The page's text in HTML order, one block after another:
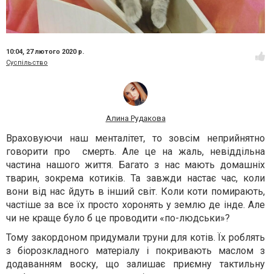
10:04, 27 лютого 2020 р.
Суспільство
Алина Рудакова
Враховуючи наш менталітет, то зовсім неприйнятно
говорити про смерть. Але це на жаль, невіддільна
частина нашого життя. Багато з нас мають домашніх
тварин, зокрема котиків. Та завжди настає час, коли
вони від нас йдуть в інший світ. Коли коти помирають,
частіше за все їх просто хоронять у землю де інде. Але
чи не краще було б це проводити «по-людськи»?
Тому закордоном придумали труни для котів. Їх роблять
з біорозкладного матеріалу і покривають маслом з
додаванням воску, що залишає приємну тактильну